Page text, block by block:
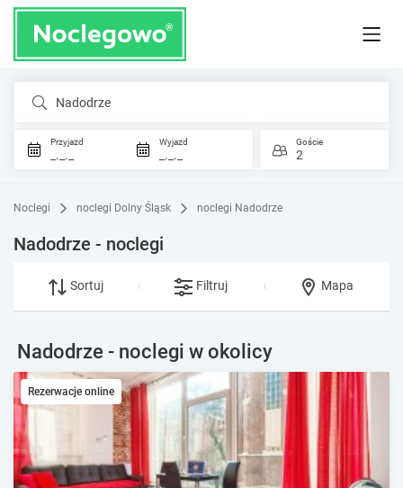
Nadodrze
Przyjazd
_._._
Wyjazd
_._._
Goście
2
Noclegi noclegi Dolny Śląsk noclegi Nadodrze
Nadodrze - noclegi
Sortuj Filtruj Mapa
Nadodrze - noclegi w okolicy
Rezerwacje online